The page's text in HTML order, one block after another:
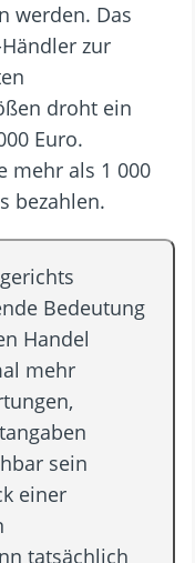
werden. Das
zur
droht ein
Euro.
mehr als 1 000
bezahlen.
Bedeutung
Handel
mehr
sein
einer
tatsächlich